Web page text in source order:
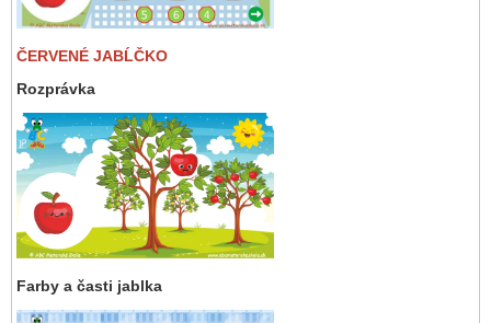
ČERVENÉ JABĹČKO
Rozprávka
Farby a časti jablka